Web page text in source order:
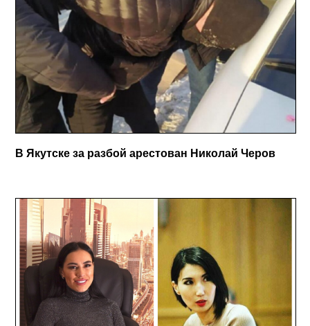
В Якутске за разбой арестован Николай Черов